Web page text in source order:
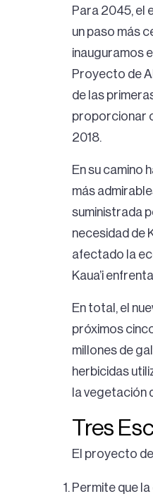
Para 2045, el
un paso más
inauguramos
Proyecto de
de las
proporcionar
2018.
En su camino
más
suministrada
necesidad de
afectado la
Kaua’i
En total, el
próximos
millones de
herbicidas
la vegetación
Tres
El proyecto
Permite que